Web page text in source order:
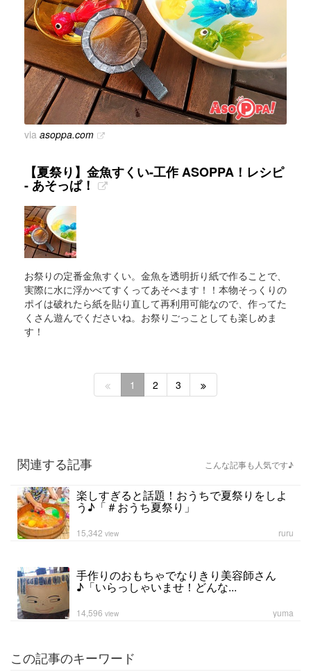
via asoppa.com
【夏祭り】金魚すくい-工作 ASOPPA！レシピ
- あそっぱ！
お祭りの定番金魚すくい。金魚を透明折り紙で作ることで、
実際に水に浮かべてすくってあそべます！！本物そっくりの
ポイは破れたら紙を貼り直して再利用可能なので、作ってた
くさん遊んでくださいね。お祭りごっことしても楽しめま
す！
1 2 3
関連する記事 こんな記事も人気です♪
楽しすぎると話題！おうちで夏祭りをしよ
う♪「＃おうち夏祭り」
ruru
15,342 view
手作りのおもちゃでなりきり美容師さん
♪「いらっしゃいませ！どんな...
yuma
14,596 view
この記事のキーワード